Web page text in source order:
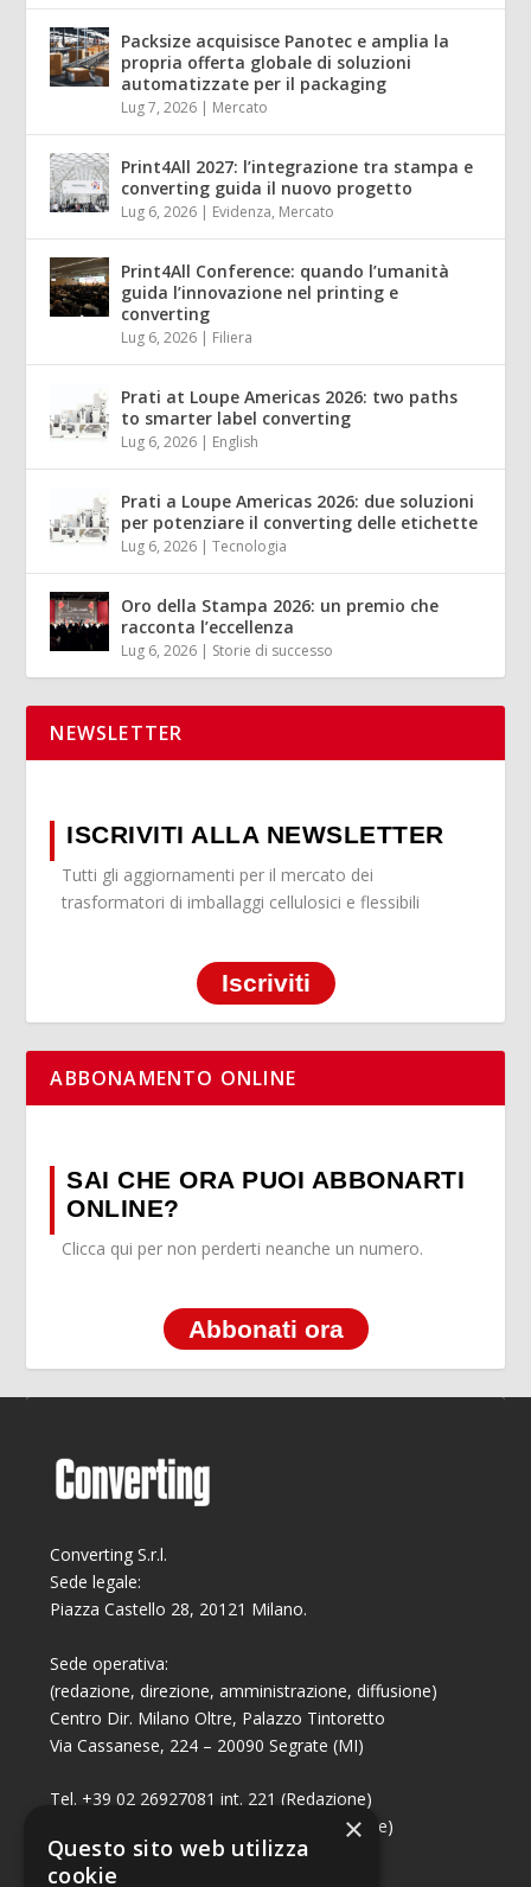
Packsize acquisisce Panotec e amplia la
propria offerta globale di soluzioni
automatizzate per il packaging
Lug 7, 2026 Mercato
Print4All 2027: l’integrazione tra stampa e
converting guida il nuovo progetto
Lug 6, 2026 Evidenza, Mercato
Print4All Conference: quando l’umanità
guida l’innovazione nel printing e
converting
Lug 6, 2026 Filiera
Prati at Loupe Americas 2026: two paths
to smarter label converting
Lug 6, 2026 English
Prati a Loupe Americas 2026: due soluzioni
per potenziare il converting delle etichette
Lug 6, 2026 |Tecnologia
Oro della Stampa 2026: un premio che
racconta l’eccellenza
Lug 6, 2026 Storie di successo
NEWSLETTER
ISCRIVITI ALLA NEWSLETTER
Tutti gli aggiornamenti per il mercato dei
trasformatori di imballaggi cellulosici e flessibili
Iscriviti
ABBONAMENTO ONLINE
SAI CHE ORA PUOI ABBONARTI
ONLINE?
Clicca qui per non perderti neanche un numero.
Abbonati ora
Converting S.r.l.
Sede legale:
Piazza Castello 28, 20121 Milano.
Sede operativa:
(redazione, direzione, amministrazione, diffusione)
Centro Dir. Milano Oltre, Palazzo Tintoretto
Via Cassanese, 224 – 20090 Segrate (MI)
Tel. +39 02 26927081 int. 221 (Redazione)
Tel. +39 02 26927081 int. 224 (Commerciale)
Fax +39 02 26951006
×
Questo sito web utilizza
cookie